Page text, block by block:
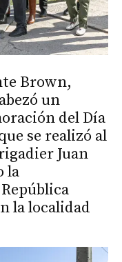
Brown,
un
del Día
se realizó al
Juan
la
la localidad